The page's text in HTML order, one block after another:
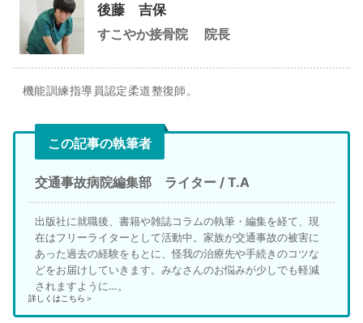
後藤 吉保
すこやか接骨院
院長
機能訓練指導員認定柔道整復師。
この記事の執筆者
交通事故病院編集部 ライター / T.A
出版社に就職後、書籍や雑誌コラムの執筆・編集を経て、現
在はフリーライターとして活動中。家族が交通事故の被害に
あった過去の経験をもとに、怪我の治療先や手続きのコツな
どをお届けしていきます。みなさんのお悩みが少しでも軽減
されますように…。
詳しくはこちら＞